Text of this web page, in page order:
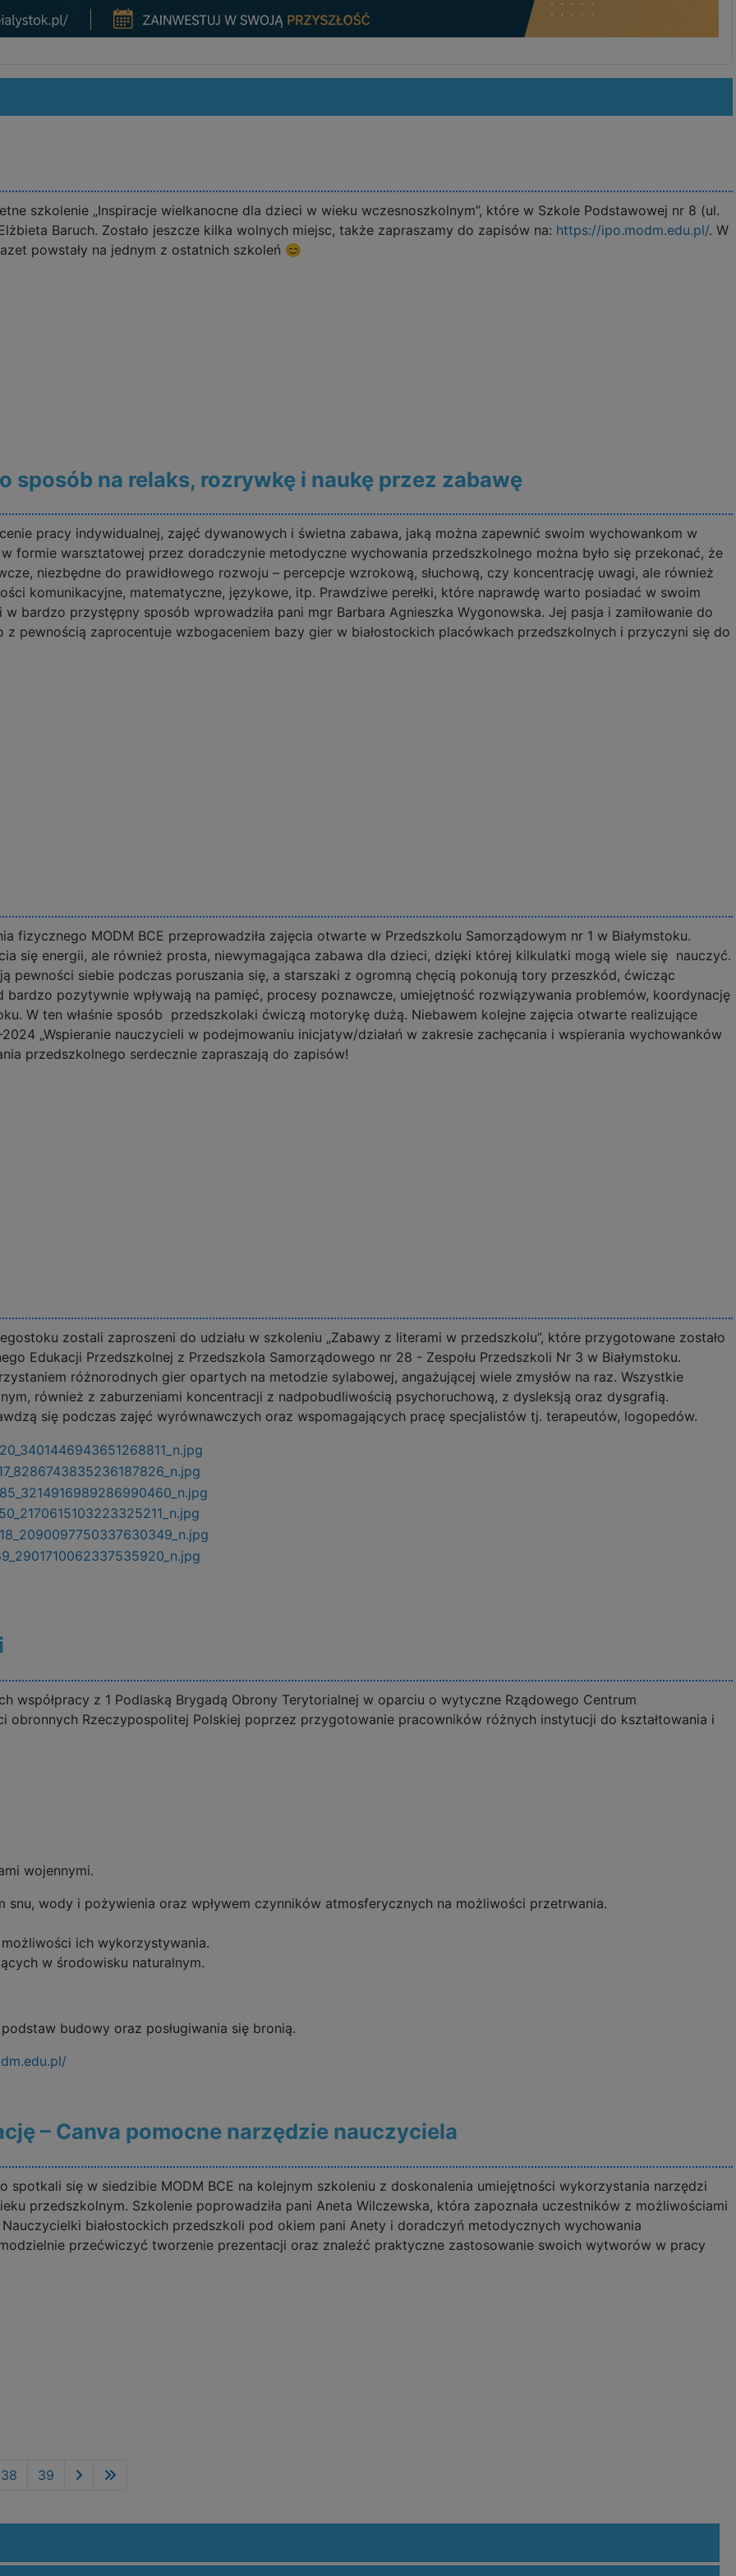
szkolenie „Inspiracje wielkanocne dla dzieci w wieku wczesnoszkolnym”, które w Szkole Podstawowej nr 8 (ul.
Baruch. Zostało jeszcze kilka wolnych miejsc, także zapraszamy do zapisów na: https://ipo.modm.edu.pl/. W
powstały na jednym z ostatnich szkoleń 😊
sposób na relaks, rozrywkę i naukę przez zabawę
pracy indywidualnej, zajęć dywanowych i świetna zabawa, jaką można zapewnić swoim wychowankom w
formie warsztatowej przez doradczynie metodyczne wychowania przedszkolnego można było się przekonać, że
niezbędne do prawidłowego rozwoju – percepcje wzrokową, słuchową, czy koncentrację uwagi, ale również
komunikacyjne, matematyczne, językowe, itp. Prawdziwe perełki, które naprawdę warto posiadać w swoim
bardzo przystępny sposób wprowadziła pani mgr Barbara Agnieszka Wygonowska. Jej pasja i zamiłowanie do
pewnością zaprocentuje wzbogaceniem bazy gier w białostockich placówkach przedszkolnych i przyczyni się do
fizycznego MODM BCE przeprowadziła zajęcia otwarte w Przedszkolu Samorządowym nr 1 w Białymstoku.
się energii, ale również prosta, niewymagająca zabawa dla dzieci, dzięki której kilkulatki mogą wiele się nauczyć.
pewności siebie podczas poruszania się, a starszaki z ogromną chęcią pokonują tory przeszkód, ćwicząc
pozytywnie wpływają na pamięć, procesy poznawcze, umiejętność rozwiązywania problemów, koordynację
W ten właśnie sposób przedszkolaki ćwiczą motorykę dużą. Niebawem kolejne zajęcia otwarte realizujące
„Wspieranie nauczycieli w podejmowaniu inicjatyw/działań w zakresie zachęcania i wspierania wychowanków
przedszkolnego serdecznie zapraszają do zapisów!
zostali zaproszeni do udziału w szkoleniu „Zabawy z literami w przedszkolu”, które przygotowane zostało
Edukacji Przedszkolnej z Przedszkola Samorządowego nr 28 - Zespołu Przedszkoli Nr 3 w Białymstoku.
różnorodnych gier opartych na metodzie sylabowej, angażującej wiele zmysłów na raz. Wszystkie
również z zaburzeniami koncentracji z nadpobudliwością psychoruchową, z dysleksją oraz dysgrafią.
się podczas zajęć wyrównawczych oraz wspomagających pracę specjalistów tj. terapeutów, logopedów.
współpracy z 1 Podlaską Brygadą Obrony Terytorialnej w oparciu o wytyczne Rządowego Centrum
obronnych Rzeczypospolitej Polskiej poprzez przygotowanie pracowników różnych instytucji do kształtowania i
wojennymi.
snu, wody i pożywienia oraz wpływem czynników atmosferycznych na możliwości przetrwania.
ich wykorzystywania.
w środowisku naturalnym.
budowy oraz posługiwania się bronią.
– Canva pomocne narzędzie nauczyciela
się w siedzibie MODM BCE na kolejnym szkoleniu z doskonalenia umiejętności wykorzystania narzędzi
przedszkolnym. Szkolenie poprowadziła pani Aneta Wilczewska, która zapoznała uczestników z możliwościami
białostockich przedszkoli pod okiem pani Anety i doradczyń metodycznych wychowania
przećwiczyć tworzenie prezentacji oraz znaleźć praktyczne zastosowanie swoich wytworów w pracy
38 39